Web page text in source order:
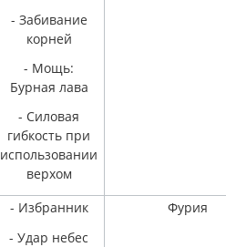
- Забивание
корней
- Мощь:
Бурная лава
- Силовая
гибкость при
использовании
верхом
- Избранник
- Удар небес
Фурия